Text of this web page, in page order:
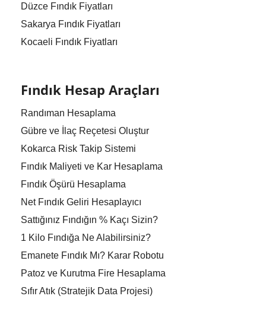
Düzce Fındık Fiyatları
Sakarya Fındık Fiyatları
Kocaeli Fındık Fiyatları
Fındık Hesap Araçları
Randıman Hesaplama
Gübre ve İlaç Reçetesi Oluştur
Kokarca Risk Takip Sistemi
Fındık Maliyeti ve Kar Hesaplama
Fındık Öşürü Hesaplama
Net Fındık Geliri Hesaplayıcı
Sattığınız Fındığın % Kaçı Sizin?
1 Kilo Fındığa Ne Alabilirsiniz?
Emanete Fındık Mı? Karar Robotu
Patoz ve Kurutma Fire Hesaplama
Sıfır Atık (Stratejik Data Projesi)